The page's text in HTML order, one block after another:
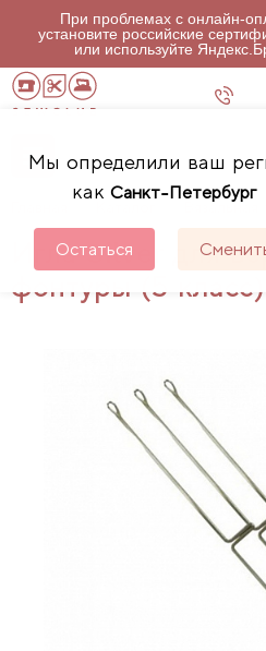
При проблемах с онлайн-
установите российские
или используйте
Мы определили ваш
как Санкт-Петербург
Остаться
Вязальная
Игла Silver для
фонтуры (5 класс)